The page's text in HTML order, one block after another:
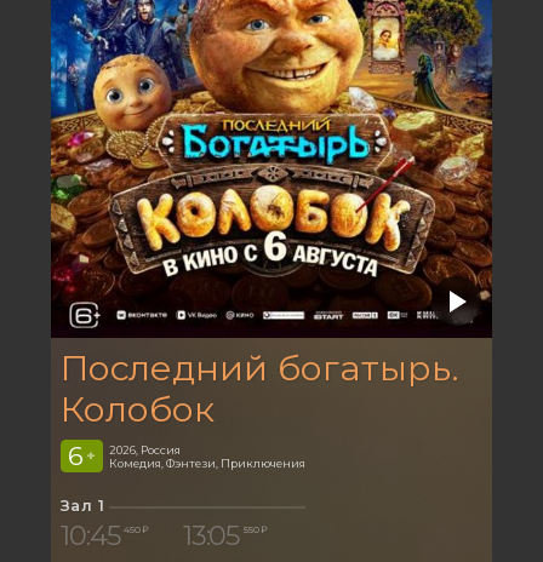
Последний богатырь.
Колобок
6 +
2026, Россия
Комедия, Фэнтези, Приключения
Зал 1
10:45 450 ₽ 13:05 550 ₽